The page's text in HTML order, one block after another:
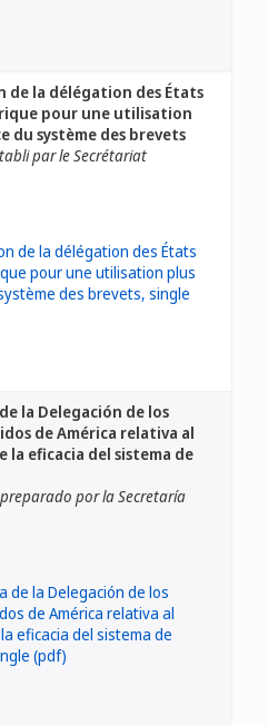
de la délégation des États
pour une utilisation
du système des brevets
par le Secrétariat
la Delegación de los
de América relativa al
la eficacia del sistema de
por la Secretaría